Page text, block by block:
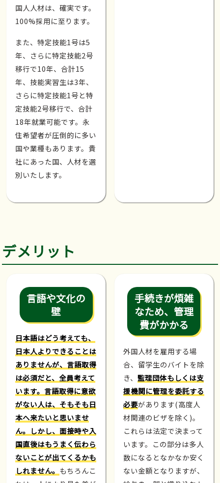
国人人材は、確実です。
100%採用に至ります。
また、特定技能1号は5
年、さらに特定技能2号
移行で10年、合計15
年、技能実習生は3年、
さらに特定技能1号と特
定技能2号移行で、合計
18年就業可能です。永
住希望者が圧倒的に多い
国や業種もあります。貴
社にあった国、人材を選
別いたします。
デメリット
言語や文化の
壁
日本語はどう考えても、
日本人よりできることは
ありませんが、言語取得
は必須だと、全員考えて
います。言語取得に意欲
がない人は、そもそも日
本へ来たいと思いませ
ん。しかし、面接時や入
国直後はもうまく伝わら
ないことが出てくるかも
しれません。 もちろんこ
手続きが煩雑
なため、管理
費がかかる
外国人材を雇用する場
合、留学生のバイトを除
き、 監理団体もしくは支
援機関に管理を委託する
必要があります(高度人
材関連のビザを除く)。
これらは法定で決まって
います。この部分は多人
数になるとなかなか安く
ない金額となりますが、